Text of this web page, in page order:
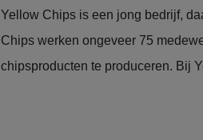
Yellow Chips is een jong bedrijf,
Chips werken ongeveer 75
chipsproducten te produceren. Bij